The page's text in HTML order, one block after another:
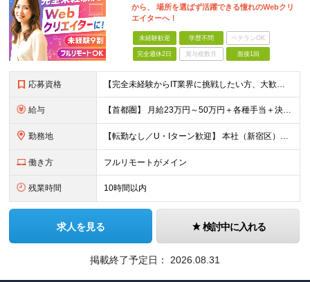
から、 場所を選ばず活躍できる憧れのWebクリ
エイターへ！
未経験歓迎 学歴不問 ベテランOK
完全週休2日 賞与複数月 面接1回
応募資格 【完全未経験からIT業界に挑戦したい方、大歓迎！】 ●応募年齢制限：34歳まで（若年層の長期キャリア形成を図るため） ★学歴不問・転職回数不問 ★第二新卒・社会人デビューOK 【こんな方を求めていま
給与 【首都圏】 月給23万円～50万円＋各種手当＋決算賞与 【大阪】 月給22万円～50万円＋各種手当＋決算賞与 【愛知】 月給21.5万円～50万円＋各種手当＋決算賞与 【福岡・宮城】 月給20万
勤務地 【転勤なし／U・Iターン歓迎】 本社（新宿区）、大阪支店、名古屋支店または東京都・神奈川県・千葉県・埼玉県・愛知県・大阪府・福岡県をはじめ、全国のプロジェクト先 ※ご希望を最大限考慮して配属先を決定
働き方 フルリモートがメイン
残業時間 10時間以内
求人を見る 検討中に入れる
掲載終了予定日： 2026.08.31